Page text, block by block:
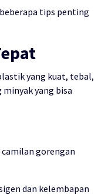
tips penting
yang kuat, tebal,
yang bisa
gorengan
dan kelembapan